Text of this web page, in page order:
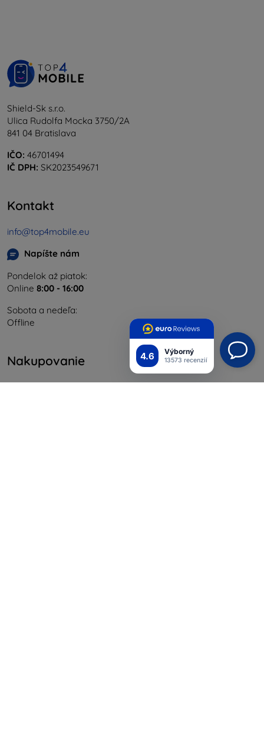
4.6 Výborný
13573 recenzií
Shield-Sk s.r.o.
Ulica Rudolfa Mocka 3750/2A
841 04 Bratislava
IČO: 46701494
IČ DPH: SK2023549671
Kontakt
info@top4mobile.eu
Napíšte nám
Pondelok až piatok:
Online 8:00 - 16:00
Sobota a nedeľa:
Offline
Nakupovanie